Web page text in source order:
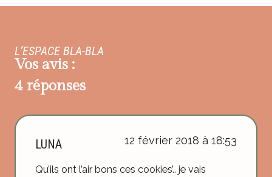
L’ESPACE BLA-BLA
Vos avis :
4 réponses
LUNA 12 février 2018 à 18:53
Qu’ils ont l’air bons ces cookies’.. je vais